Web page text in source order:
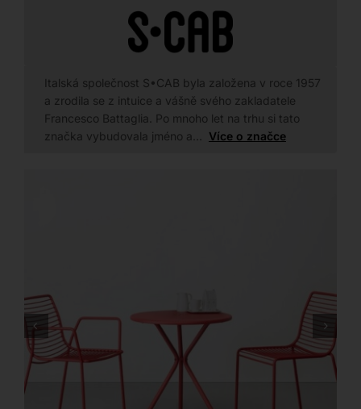
Italská společnost S•CAB byla založena v roce 1957
a zrodila se z intuice a vášně svého zakladatele
Francesco Battaglia. Po mnoho let na trhu si tato
značka vybudovala jméno a… Více o značce